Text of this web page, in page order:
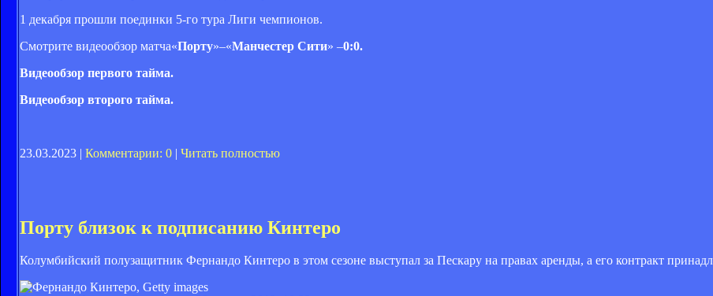
1 декабря прошли поединки 5-го тура Лиги чемпионов.
Смотрите видеообзор матча«Порту»–«Манчестер Сити» –0:0.
Видеообзор первого тайма.
Видеообзор второго тайма.
23.03.2023 | Комментарии: 0 | Читать полностью
Порту близок к подписанию Кинтеро
Колумбийский полузащитник Фернандо Кинтеро в этом сезоне выступал за Пескару на правах аренды, а его контракт